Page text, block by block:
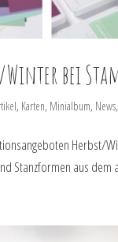
bei
, Karten, Minialbum, News,
Herbst/
Stanzformen aus dem